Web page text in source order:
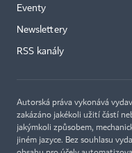
Eventy
Newslettery
RSS kanály
Autorská práva vykonává
zakázáno jakékoli užití částí
jakýmkoli způsobem,
jiném jazyce. Bez souhlasu